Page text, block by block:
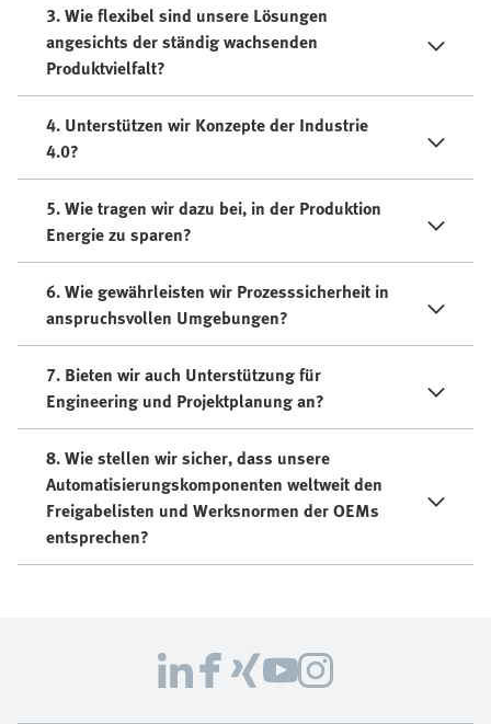
3. Wie flexibel sind unsere Lösungen
angesichts der ständig wachsenden
Produktvielfalt?
4. Unterstützen wir Konzepte der Industrie
4.0?
5. Wie tragen wir dazu bei, in der Produktion
Energie zu sparen?
6. Wie gewährleisten wir Prozesssicherheit in
anspruchsvollen Umgebungen?
7. Bieten wir auch Unterstützung für
Engineering und Projektplanung an?
8. Wie stellen wir sicher, dass unsere
Automatisierungskomponenten weltweit den
Freigabelisten und Werksnormen der OEMs
entsprechen?